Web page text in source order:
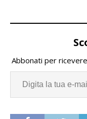
Abbonati per